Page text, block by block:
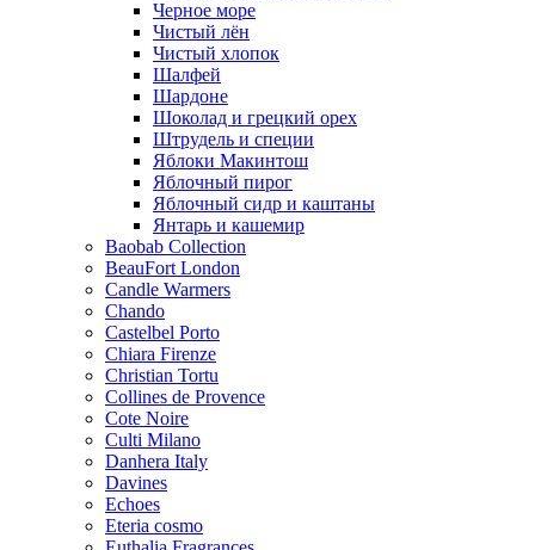
Черное море
Чистый лён
Чистый хлопок
Шалфей
Шардоне
Шоколад и грецкий орех
Штрудель и специи
Яблоки Макинтош
Яблочный пирог
Яблочный сидр и каштаны
Янтарь и кашемир
Baobab Collection
BeauFort London
Candle Warmers
Chando
Castelbel Porto
Chiara Firenze
Christian Tortu
Collines de Provence
Cote Noire
Culti Milano
Danhera Italy
Davines
Echoes
Eteria cosmo